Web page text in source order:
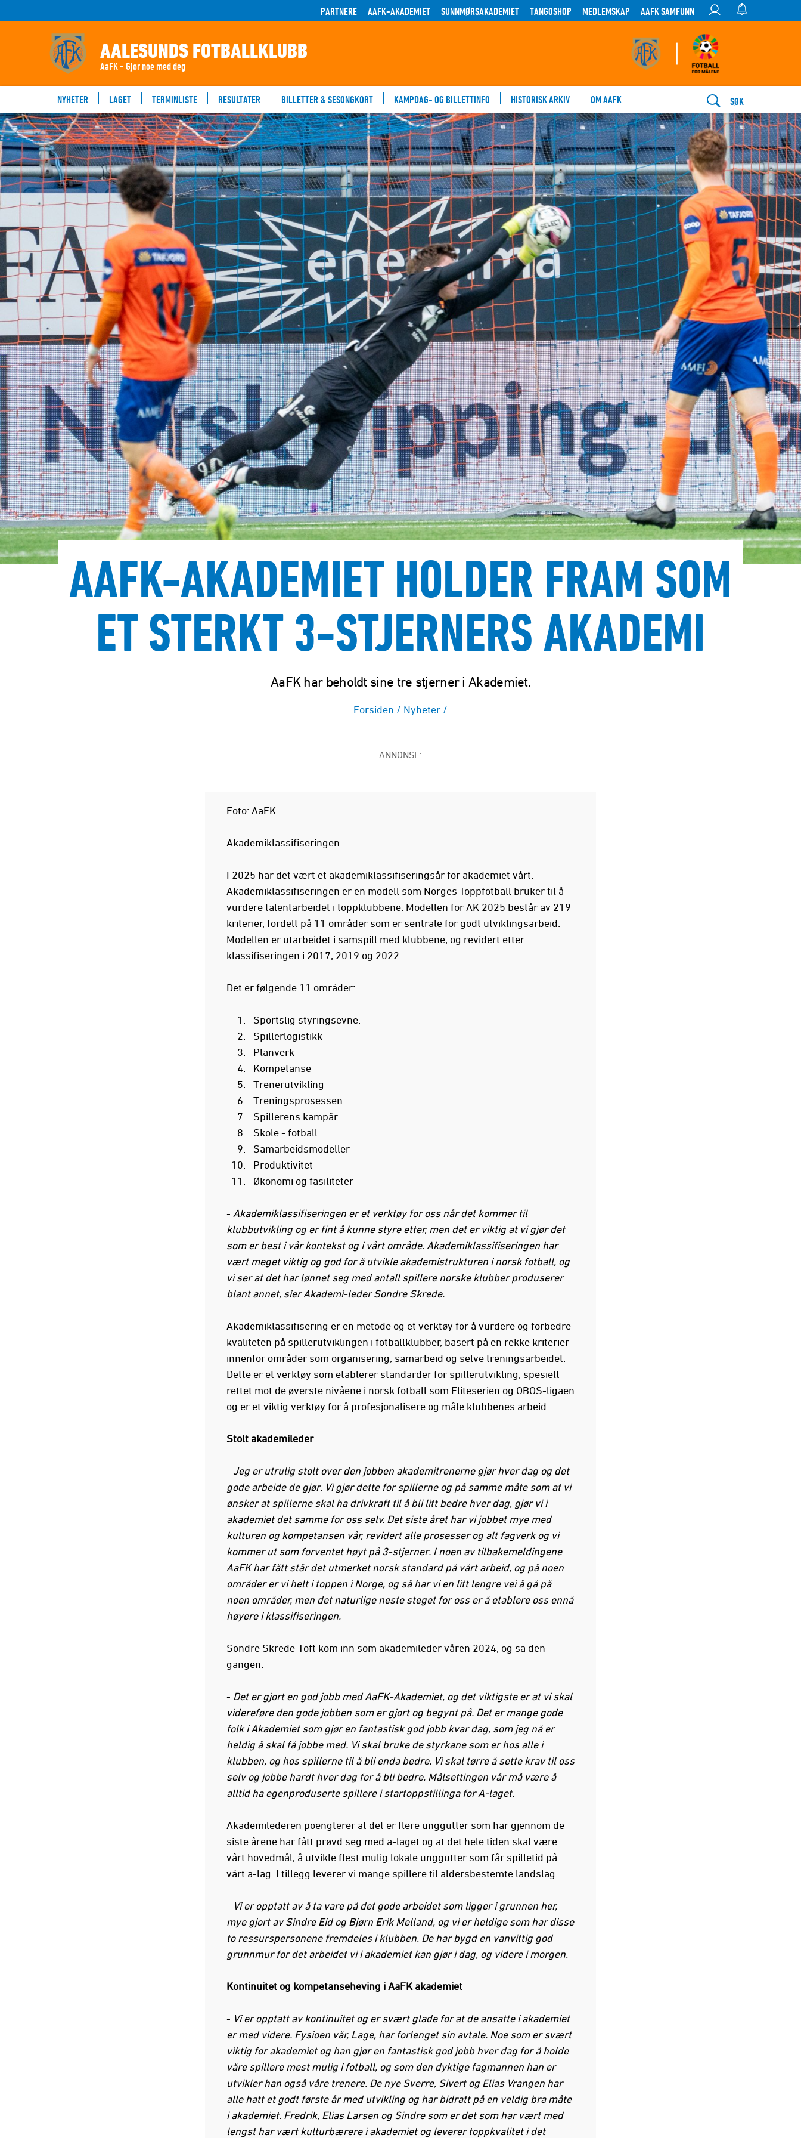
PARTNERE AAFK-AKADEMIET SUNNMØRSAKADEMIET TANGOSHOP MEDLEMSKAP AAFK SAMFUNN
AALESUNDS FOTBALLKLUBB
AaFK - Gjør noe med deg
NYHETER LAGET TERMINLISTE RESULTATER BILLETTER & SESONGKORT KAMPDAG- OG BILLETTINFO HISTORISK ARKIV OM AAFK SØK
AAFK-AKADEMIET HOLDER FRAM SOM
ET STERKT 3-STJERNERS AKADEMI
AaFK har beholdt sine tre stjerner i Akademiet.
Forsiden / Nyheter /
ANNONSE:
Foto: AaFK
Akademiklassifiseringen
I 2025 har det vært et akademiklassifiseringsår for akademiet vårt.
Akademiklassifiseringen er en modell som Norges Toppfotball bruker til å
vurdere talentarbeidet i toppklubbene. Modellen for AK 2025 består av 219
kriterier, fordelt på 11 områder som er sentrale for godt utviklingsarbeid.
Modellen er utarbeidet i samspill med klubbene, og revidert etter
klassifiseringen i 2017, 2019 og 2022.
Det er følgende 11 områder:
Sportslig styringsevne.
Spillerlogistikk
Planverk
Kompetanse
Trenerutvikling
Treningsprosessen
Spillerens kampår
Skole - fotball
Samarbeidsmodeller
Produktivitet
Økonomi og fasiliteter
- Akademiklassifiseringen er et verktøy for oss når det kommer til
klubbutvikling og er fint å kunne styre etter, men det er viktig at vi gjør det
som er best i vår kontekst og i vårt område. Akademiklassifiseringen har
vært meget viktig og god for å utvikle akademistrukturen i norsk fotball, og
vi ser at det har lønnet seg med antall spillere norske klubber produserer
blant annet, sier Akademi-leder Sondre Skrede.
Akademiklassifisering er en metode og et verktøy for å vurdere og forbedre
kvaliteten på spillerutviklingen i fotballklubber, basert på en rekke kriterier
innenfor områder som organisering, samarbeid og selve treningsarbeidet.
Dette er et verktøy som etablerer standarder for spillerutvikling, spesielt
rettet mot de øverste nivåene i norsk fotball som Eliteserien og OBOS-ligaen
og er et viktig verktøy for å profesjonalisere og måle klubbenes arbeid.
Stolt akademileder
- Jeg er utrulig stolt over den jobben akademitrenerne gjør hver dag og det
gode arbeide de gjør. Vi gjør dette for spillerne og på samme måte som at vi
ønsker at spillerne skal ha drivkraft til å bli litt bedre hver dag, gjør vi i
akademiet det samme for oss selv. Det siste året har vi jobbet mye med
kulturen og kompetansen vår, revidert alle prosesser og alt fagverk og vi
kommer ut som forventet høyt på 3-stjerner. I noen av tilbakemeldingene
AaFK har fått står det utmerket norsk standard på vårt arbeid, og på noen
områder er vi helt i toppen i Norge, og så har vi en litt lengre vei å gå på
noen områder, men det naturlige neste steget for oss er å etablere oss ennå
høyere i klassifiseringen.
Sondre Skrede-Toft kom inn som akademileder våren 2024, og sa den
gangen:
- Det er gjort en god jobb med AaFK-Akademiet, og det viktigste er at vi skal
videreføre den gode jobben som er gjort og begynt på. Det er mange gode
folk i Akademiet som gjør en fantastisk god jobb kvar dag, som jeg nå er
heldig å skal få jobbe med. Vi skal bruke de styrkane som er hos alle i
klubben, og hos spillerne til å bli enda bedre. Vi skal tørre å sette krav til oss
selv og jobbe hardt hver dag for å bli bedre. Målsettingen vår må være å
alltid ha egenproduserte spillere i startoppstillinga for A-laget.
Akademilederen poengterer at det er flere unggutter som har gjennom de
siste årene har fått prøvd seg med a-laget og at det hele tiden skal være
vårt hovedmål, å utvikle flest mulig lokale unggutter som får spilletid på
vårt a-lag. I tillegg leverer vi mange spillere til aldersbestemte landslag.
- Vi er opptatt av å ta vare på det gode arbeidet som ligger i grunnen her,
mye gjort av Sindre Eid og Bjørn Erik Melland, og vi er heldige som har disse
to ressurspersonene fremdeles i klubben. De har bygd en vanvittig god
grunnmur for det arbeidet vi i akademiet kan gjør i dag, og videre i morgen.
Kontinuitet og kompetanseheving i AaFK akademiet
- Vi er opptatt av kontinuitet og er svært glade for at de ansatte i akademiet
er med videre. Fysioen vår, Lage, har forlenget sin avtale. Noe som er svært
viktig for akademiet og han gjør en fantastisk god jobb hver dag for å holde
våre spillere mest mulig i fotball, og som den dyktige fagmannen han er
utvikler han også våre trenere. De nye Sverre, Sivert og Elias Vrangen har
alle hatt et godt første år med utvikling og har bidratt på en veldig bra måte
i akademiet. Fredrik, Elias Larsen og Sindre som er det som har vært med
lengst har vært kulturbærere i akademiet og leverer toppkvalitet i det